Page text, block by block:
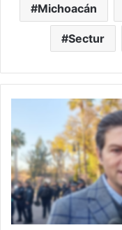
Michoacán
Sectur
Apoyo
Del
PAN
Para
Aprobar
Reforma
Electoral